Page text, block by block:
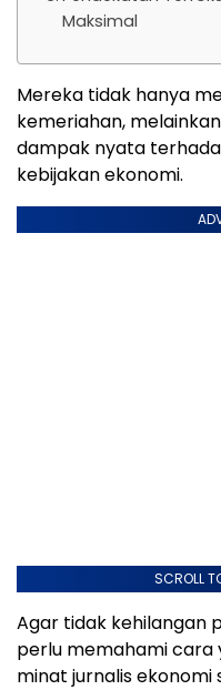
Maksimal
Mereka tidak hanya
kemeriahan,
dampak nyata
kebijakan ekonomi.
SCROLL
Agar tidak kehilangan
perlu memahami
minat jurnalis ekonomi